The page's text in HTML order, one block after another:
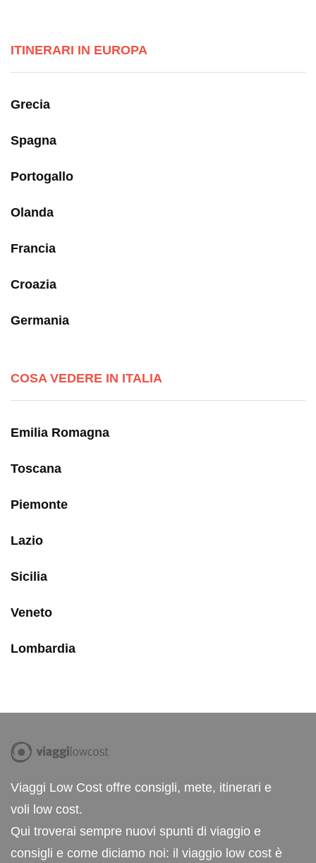
ITINERARI IN EUROPA
Grecia
Spagna
Portogallo
Olanda
Francia
Croazia
Germania
COSA VEDERE IN ITALIA
Emilia Romagna
Toscana
Piemonte
Lazio
Sicilia
Veneto
Lombardia
Viaggi Low Cost offre consigli, mete, itinerari e
voli low cost.
Qui troverai sempre nuovi spunti di viaggio e
consigli e come diciamo noi: il viaggio low cost è